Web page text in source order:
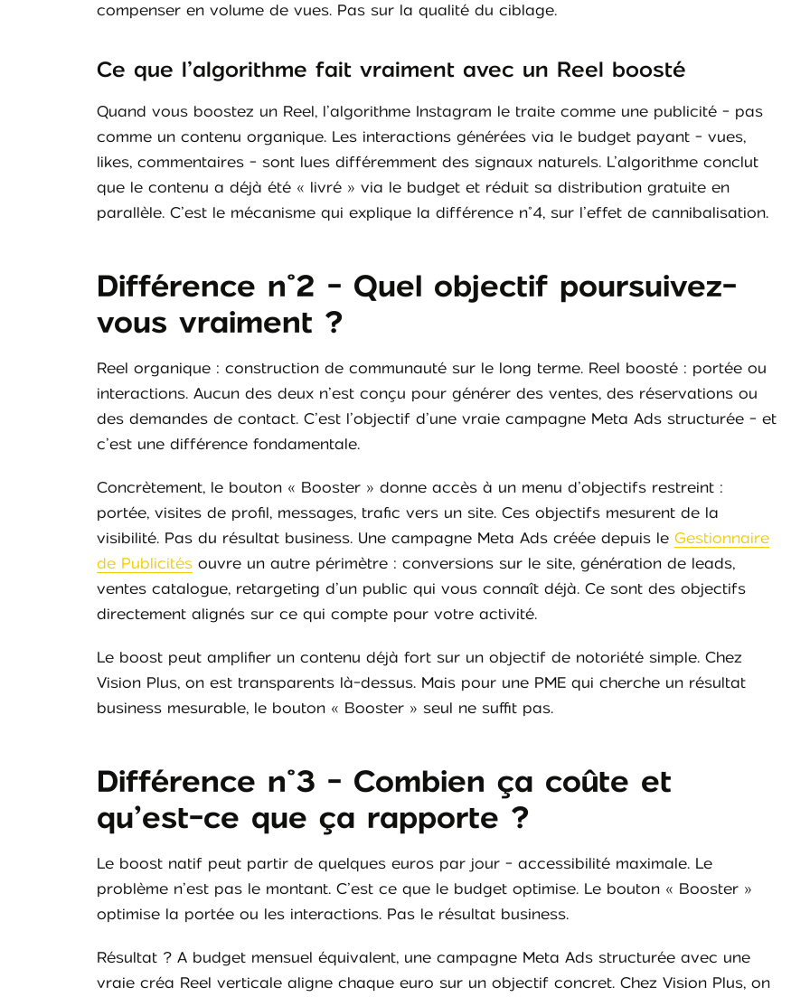
compenser en volume de vues. Pas sur la qualité du ciblage.
Ce que l’algorithme fait vraiment avec un Reel boosté
Quand vous boostez un Reel, l’algorithme Instagram le traite comme une publicité - pas
comme un contenu organique. Les interactions générées via le budget payant - vues,
likes, commentaires - sont lues différemment des signaux naturels. L’algorithme conclut
que le contenu a déjà été « livré » via le budget et réduit sa distribution gratuite en
parallèle. C’est le mécanisme qui explique la différence n°4, sur l’effet de cannibalisation.
Différence n°2 - Quel objectif poursuivez-
vous vraiment ?
Reel organique : construction de communauté sur le long terme. Reel boosté : portée ou
interactions. Aucun des deux n’est conçu pour générer des ventes, des réservations ou
des demandes de contact. C’est l’objectif d’une vraie campagne Meta Ads structurée - et
c’est une différence fondamentale.
Concrètement, le bouton « Booster » donne accès à un menu d’objectifs restreint :
portée, visites de profil, messages, trafic vers un site. Ces objectifs mesurent de la
visibilité. Pas du résultat business. Une campagne Meta Ads créée depuis le Gestionnaire
de Publicités ouvre un autre périmètre : conversions sur le site, génération de leads,
ventes catalogue, retargeting d’un public qui vous connaît déjà. Ce sont des objectifs
directement alignés sur ce qui compte pour votre activité.
Le boost peut amplifier un contenu déjà fort sur un objectif de notoriété simple. Chez
Vision Plus, on est transparents là-dessus. Mais pour une PME qui cherche un résultat
business mesurable, le bouton « Booster » seul ne suffit pas.
Différence n°3 - Combien ça coûte et
qu’est-ce que ça rapporte ?
Le boost natif peut partir de quelques euros par jour - accessibilité maximale. Le
problème n’est pas le montant. C’est ce que le budget optimise. Le bouton « Booster »
optimise la portée ou les interactions. Pas le résultat business.
Résultat ? A budget mensuel équivalent, une campagne Meta Ads structurée avec une
vraie créa Reel verticale aligne chaque euro sur un objectif concret. Chez Vision Plus, on